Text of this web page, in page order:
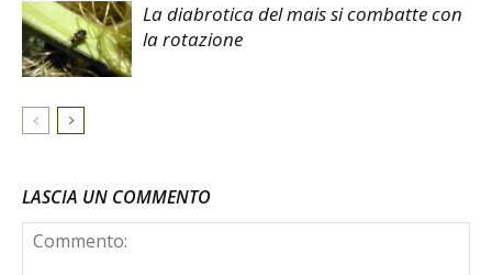
La diabrotica del mais si combatte con
la rotazione
LASCIA UN COMMENTO